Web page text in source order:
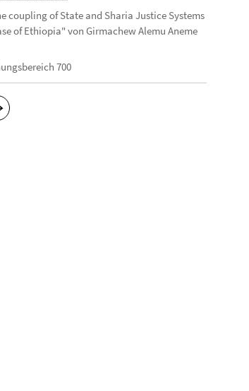
coupling of State and Sharia Justice Systems
of Ethiopia" von Girmachew Alemu Aneme
700